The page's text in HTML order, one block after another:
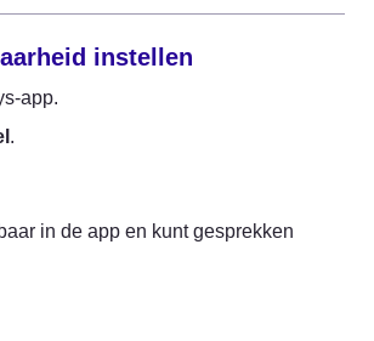
instellen
app.
.
in de app en kunt gesprekken